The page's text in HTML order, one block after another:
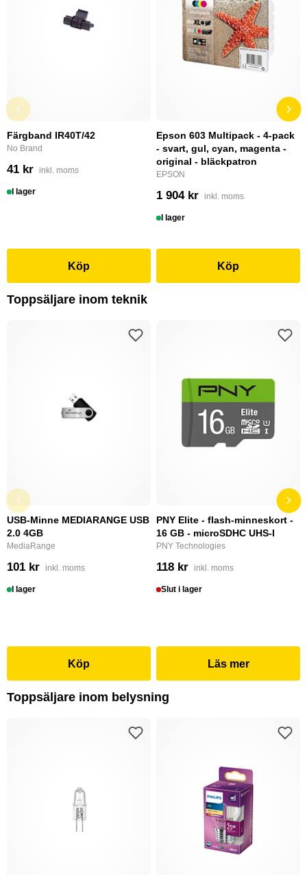
Färgband IR40T/42
No Brand
41 kr inkl. moms
I lager
Köp
Epson 603 Multipack - 4-pack
- svart, gul, cyan, magenta -
original - bläckpatron
EPSON
1 904 kr inkl. moms
I lager
Köp
Toppsäljare inom teknik
USB-Minne MEDIARANGE USB
2.0 4GB
MediaRange
101 kr inkl. moms
I lager
Köp
PNY Elite - flash-minneskort -
16 GB - microSDHC UHS-I
PNY Technologies
118 kr inkl. moms
Slut i lager
Läs mer
Toppsäljare inom belysning